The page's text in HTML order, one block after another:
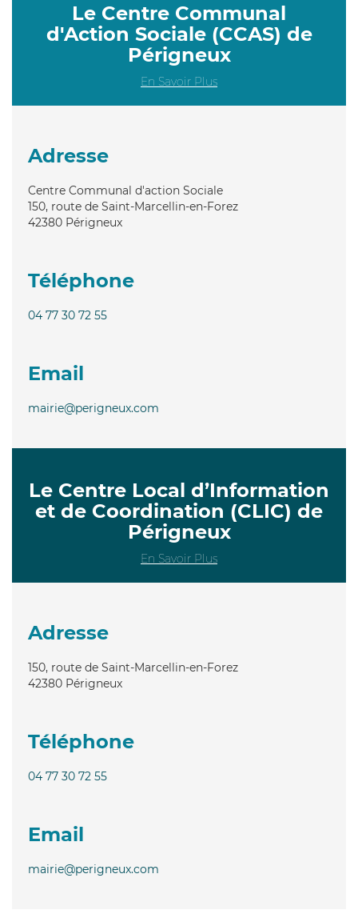
Le Centre Communal
d'Action Sociale (CCAS) de
Périgneux
En Savoir Plus
Adresse
Centre Communal d'action Sociale
150, route de Saint-Marcellin-en-Forez
42380 Périgneux
Téléphone
04 77 30 72 55
Email
mairie@perigneux.com
Le Centre Local d’Information
et de Coordination (CLIC) de
Périgneux
En Savoir Plus
Adresse
150, route de Saint-Marcellin-en-Forez
42380 Périgneux
Téléphone
04 77 30 72 55
Email
mairie@perigneux.com